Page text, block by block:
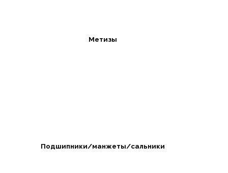
Метизы
Подшипники/манжеты/сальники